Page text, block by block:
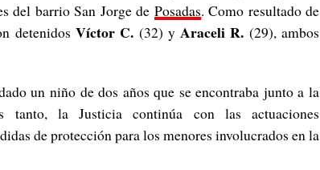
del barrio San Jorge de Posadas. Como resultado de
detenidosVíctor C. (32) yAraceli R. (29), ambos
un niño de dos años que se encontraba junto a la
tanto, la Justicia continúa con las actuaciones
de protección para los menores involucrados en la